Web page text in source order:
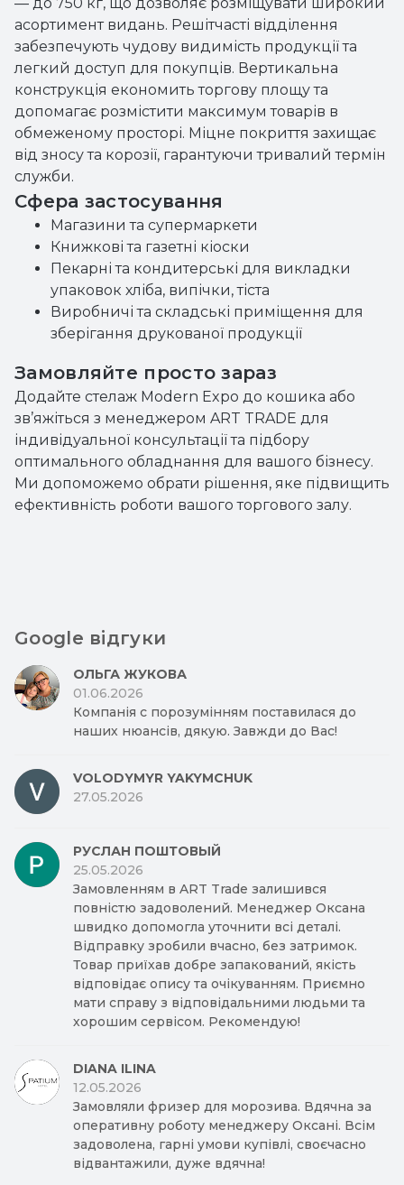
асортимент видань. Решітчасті відділення
забезпечують чудову видимість продукції та
легкий доступ для покупців. Вертикальна
конструкція економить торгову площу та
допомагає розмістити максимум товарів в
обмеженому просторі. Міцне покриття захищає
від зносу та корозії, гарантуючи тривалий термін
служби.
Сфера застосування
Магазини та супермаркети
Книжкові та газетні кіоски
Пекарні та кондитерські для викладки
упаковок хліба, випічки, тіста
Виробничі та складські приміщення для
зберігання друкованої продукції
Замовляйте просто зараз
Додайте стелаж Modern Expo до кошика або
зв’яжіться з менеджером ART TRADE для
індивідуальної консультації та підбору
оптимального обладнання для вашого бізнесу.
Ми допоможемо обрати рішення, яке підвищить
ефективність роботи вашого торгового залу.
Google відгуки
ОЛЬГА ЖУКОВА
01.06.2026
Компанія с порозумінням поставилася до
наших нюансів, дякую. Завжди до Вас!
VOLODYMYR YAKYMCHUK
27.05.2026
РУСЛАН ПОШТОВЫЙ
25.05.2026
Замовленням в ART Trade залишився
повністю задоволений. Менеджер Оксана
швидко допомогла уточнити всі деталі.
Відправку зробили вчасно, без затримок.
Товар приїхав добре запакований, якість
відповідає опису та очікуванням. Приємно
мати справу з відповідальними людьми та
хорошим сервісом. Рекомендую!
DIANA ILINA
12.05.2026
Замовляли фризер для морозива. Вдячна за
оперативну роботу менеджеру Оксані. Всім
задоволена, гарні умови купівлі, своєчасно
відвантажили, дуже вдячна!